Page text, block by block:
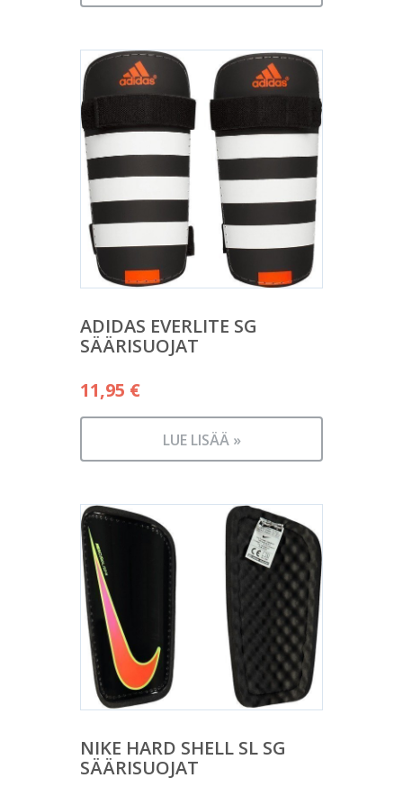
ADIDAS EVERLITE SG
SÄÄRISUOJAT
11,95 €
LUE LISÄÄ »
NIKE HARD SHELL SL SG
SÄÄRISUOJAT